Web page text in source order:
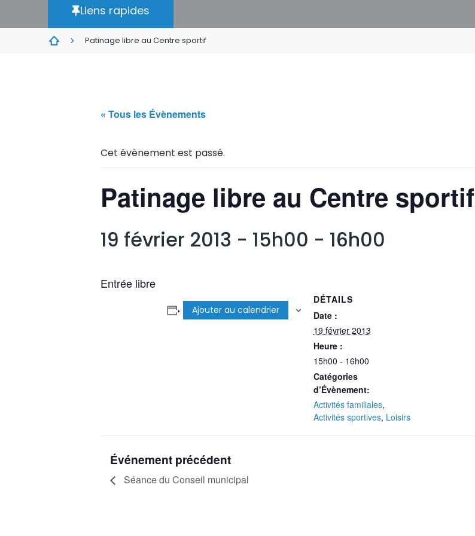
Liens rapides
Patinage libre au Centre sportif
« Tous les Évènements
Cet évènement est passé.
Patinage libre au Centre sportif
19 février 2013 - 15h00 - 16h00
Entrée libre
Ajouter au calendrier
DÉTAILS
Date :
19 février 2013
Heure :
15h00 - 16h00
Catégories
d’Évènement:
Activités familiales,
Activités sportives, Loisirs
Événement précédent
Séance du Conseil municipal